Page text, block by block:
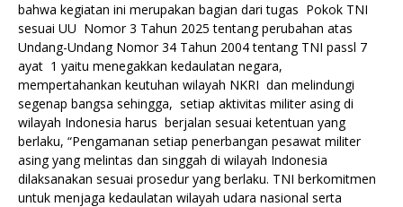
bahwa kegiatan ini merupakan bagian dari tugas Pokok TNI
sesuai UU Nomor 3 Tahun 2025 tentang perubahan atas
Undang-Undang Nomor 34 Tahun 2004 tentang TNI passl 7
ayat 1 yaitu menegakkan kedaulatan negara,
mempertahankan keutuhan wilayah NKRI dan melindungi
segenap bangsa sehingga, setiap aktivitas militer asing di
wilayah Indonesia harus berjalan sesuai ketentuan yang
berlaku, “Pengamanan setiap penerbangan pesawat militer
asing yang melintas dan singgah di wilayah Indonesia
dilaksanakan sesuai prosedur yang berlaku. TNI berkomitmen
untuk menjaga kedaulatan wilayah udara nasional serta